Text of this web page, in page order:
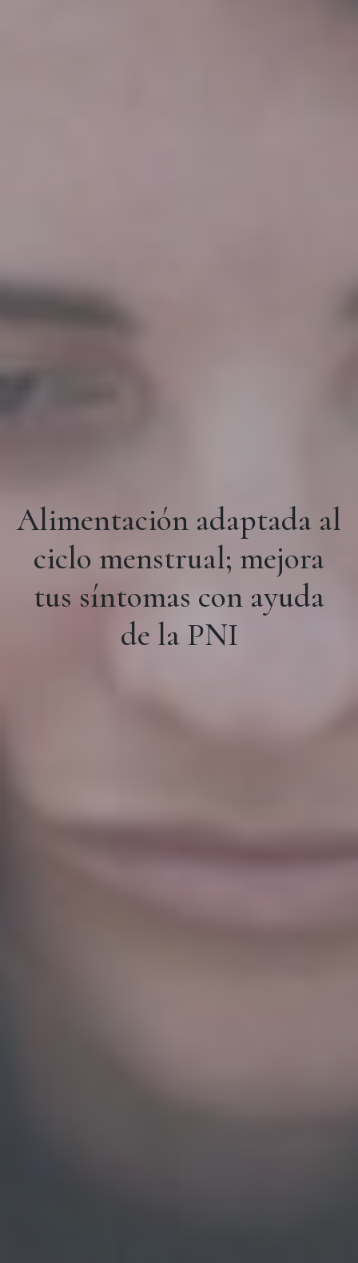
Alimentación adaptada al
ciclo menstrual; mejora
tus síntomas con ayuda
de la PNI